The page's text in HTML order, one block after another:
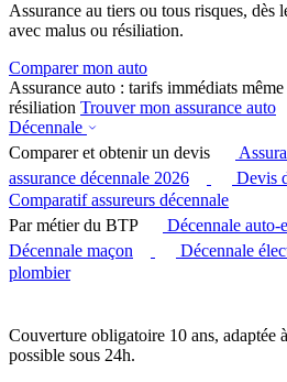
Assurance au tiers ou tous risques,
avec malus ou résiliation.
Comparer mon auto
Assurance auto : tarifs immédiats
résiliation Trouver mon assurance auto
Décennale
Comparer et obtenir un devis
assurance décennale 2026
Devis
Comparatif assureurs décennale
Par métier du BTP
Décennale auto-
Décennale maçon
Décennale
plombier
Couverture obligatoire 10 ans, adaptée
possible sous 24h.